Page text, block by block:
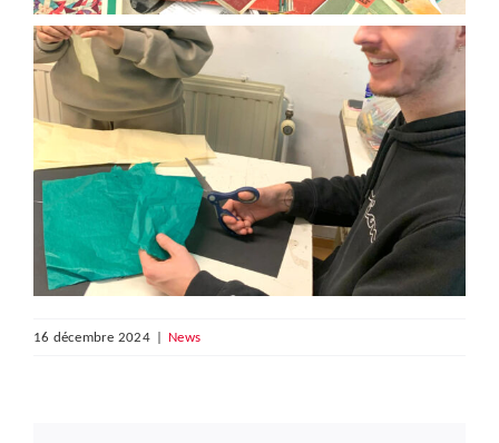
16 décembre 2024 | News